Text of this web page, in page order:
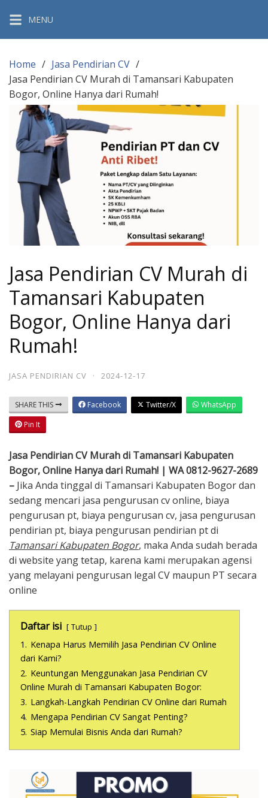
content
MENU
Home
Jasa Pendirian CV
Jasa Pendirian CV Murah di Tamansari Kabupaten
Bogor, Online Hanya dari Rumah!
Jasa Pendirian CV Murah di
Tamansari Kabupaten
Bogor, Online Hanya dari
Rumah!
JASA PENDIRIAN CV · 2024-12-17
SHARE THIS Facebook Twitter/X
WhatsApp
Pin It
Jasa Pendirian CV Murah di Tamansari Kabupaten
Bogor, Online Hanya dari Rumah! | WA 0812-9627-2689
– Jika Anda tinggal di Tamansari Kabupaten Bogor dan
sedang mencari jasa pengurusan cv online, biaya
pengurusan pt, biaya pengurusan cv, jasa pengurusan
pendirian pt, biaya pengurusan pendirian pt di
Tamansari Kabupaten Bogor, maka Anda sudah berada
di website yang tetap, karena kami merupakan agensi
yang melayani pengurusan legal CV maupun PT secara
online
Daftar isi Tutup
1. Kenapa Harus Memilih Jasa Pendirian CV Online
dari Kami?
2. Keuntungan Menggunakan Jasa Pendirian CV
Online Murah di Tamansari Kabupaten Bogor:
3. Langkah-Langkah Pendirian CV Online dari Rumah
4. Mengapa Pendirian CV Sangat Penting?
5. Siap Memulai Bisnis Anda dari Rumah?